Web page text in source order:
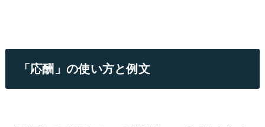
「応酬」の使い方と例文